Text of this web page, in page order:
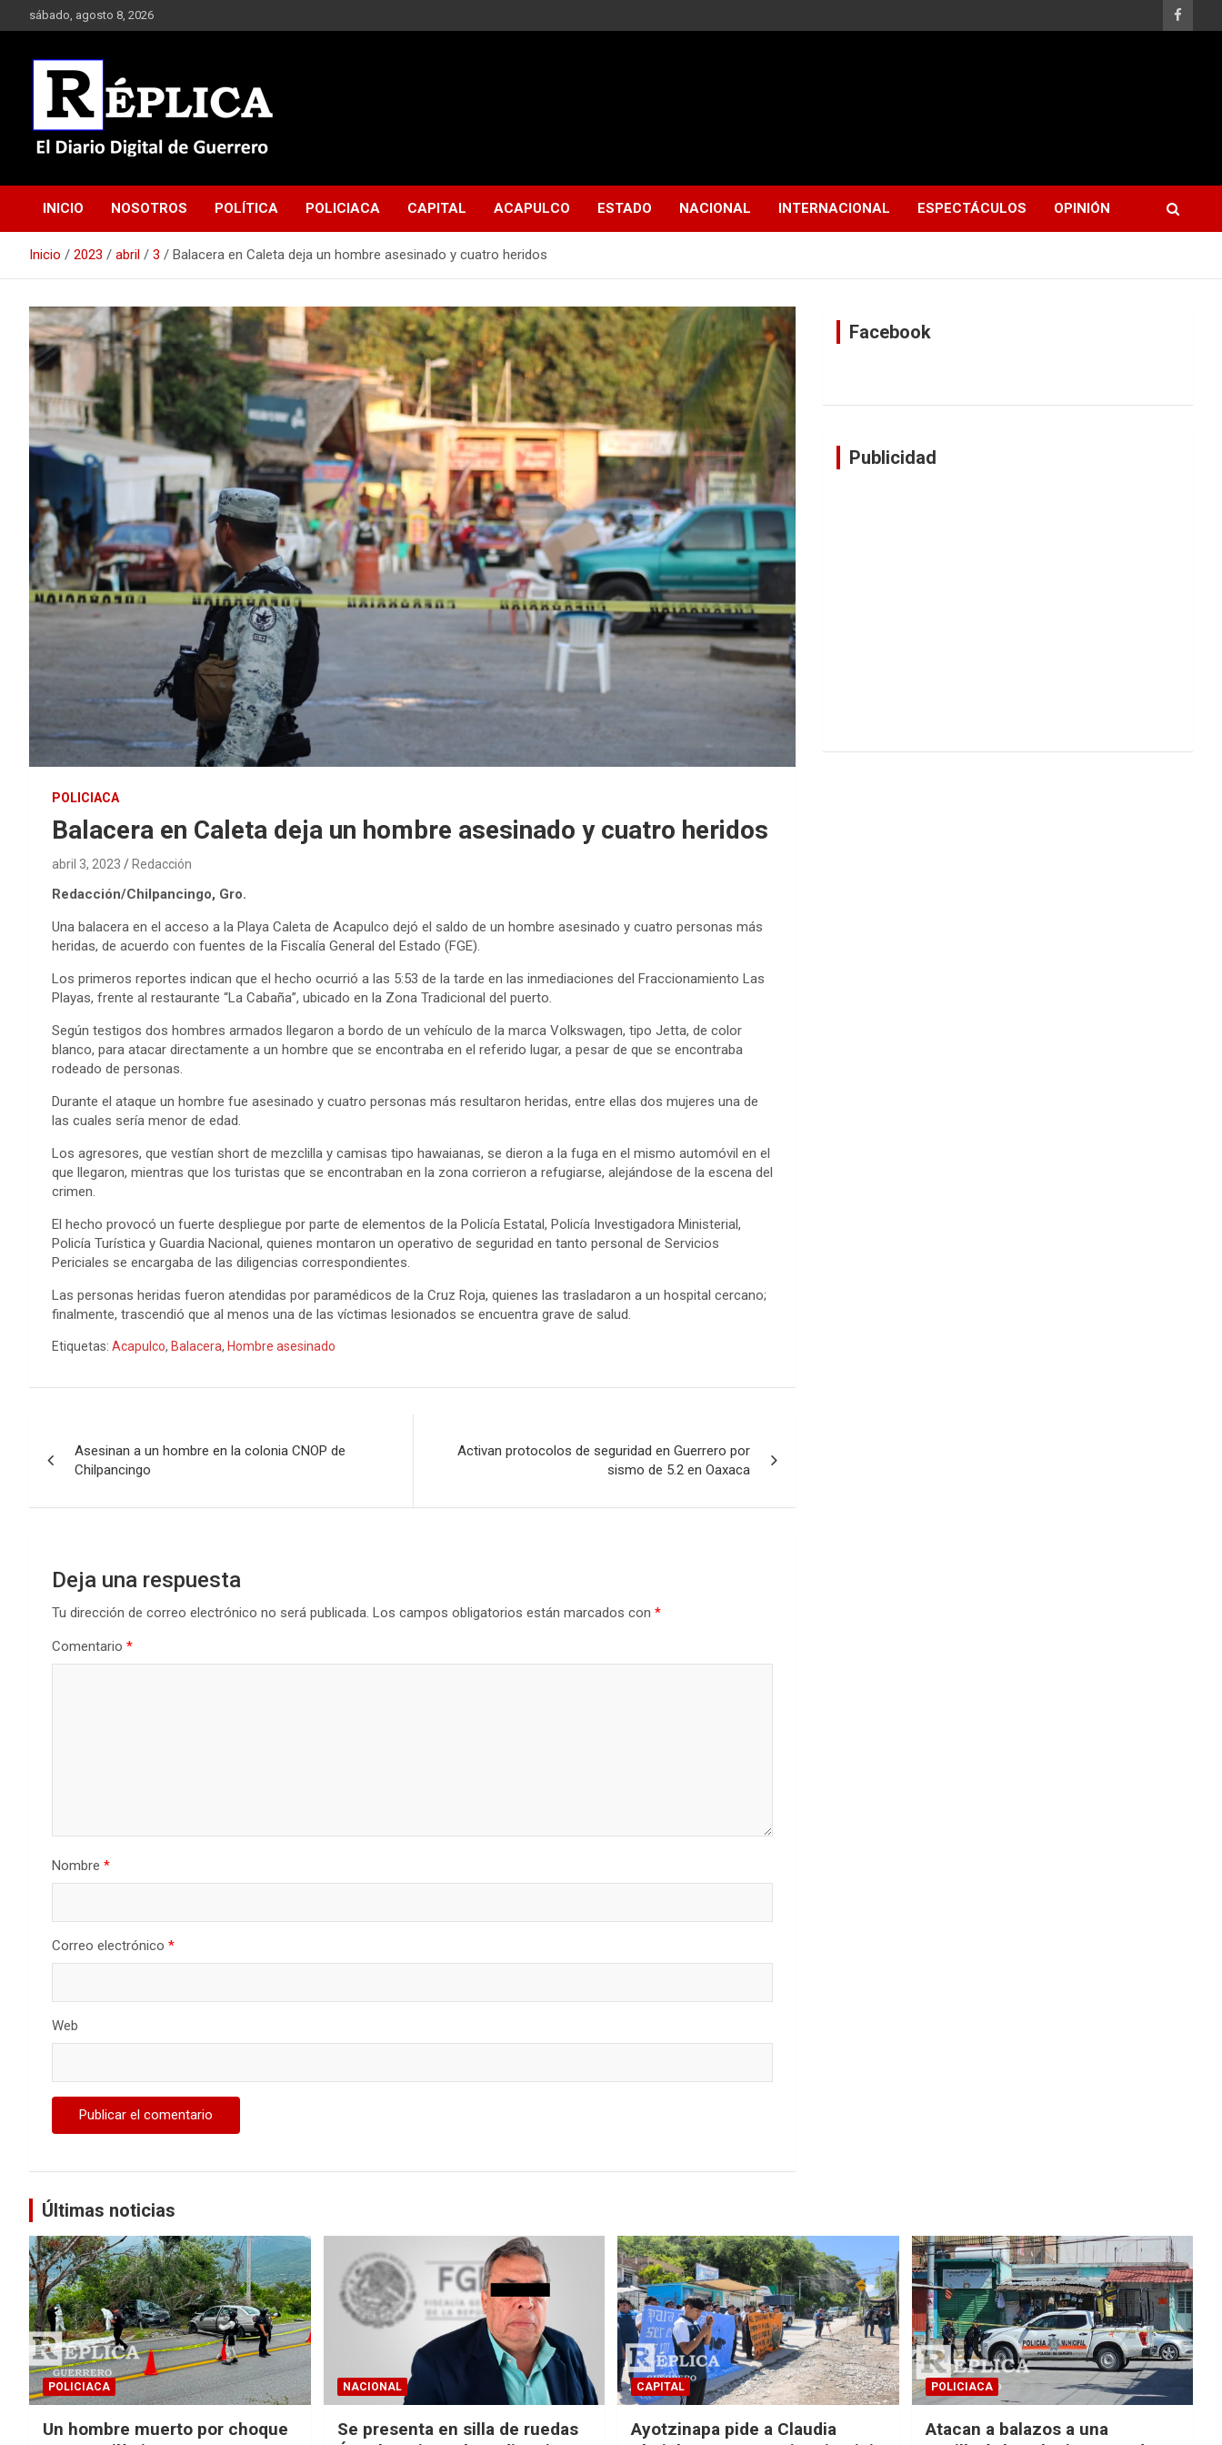
al
sábado, agosto 8, 2026
Réplica
INICIO NOSOTROS POLÍTICA POLICIACA CAPITAL ACAPULCO ESTADO NACIONAL INTERNACIONAL ESPECTÁCULOS OPINIÓN
Inicio 2023 abril 3 Balacera en Caleta deja un hombre asesinado y cuatro heridos
POLICIACA
Balacera en Caleta deja un hombre asesinado y cuatro heridos
abril 3, 2023 Redacción
Redacción/Chilpancingo, Gro.
Una balacera en el acceso a la Playa Caleta de Acapulco dejó el saldo de un hombre asesinado y cuatro personas más
heridas, de acuerdo con fuentes de la Fiscalía General del Estado (FGE).
Los primeros reportes indican que el hecho ocurrió a las 5:53 de la tarde en las inmediaciones del Fraccionamiento Las
Playas, frente al restaurante “La Cabaña”, ubicado en la Zona Tradicional del puerto.
Según testigos dos hombres armados llegaron a bordo de un vehículo de la marca Volkswagen, tipo Jetta, de color
blanco, para atacar directamente a un hombre que se encontraba en el referido lugar, a pesar de que se encontraba
rodeado de personas.
Durante el ataque un hombre fue asesinado y cuatro personas más resultaron heridas, entre ellas dos mujeres una de
las cuales sería menor de edad.
Los agresores, que vestían short de mezclilla y camisas tipo hawaianas, se dieron a la fuga en el mismo automóvil en el
que llegaron, mientras que los turistas que se encontraban en la zona corrieron a refugiarse, alejándose de la escena del
crimen.
El hecho provocó un fuerte despliegue por parte de elementos de la Policía Estatal, Policía Investigadora Ministerial,
Policía Turística y Guardia Nacional, quienes montaron un operativo de seguridad en tanto personal de Servicios
Periciales se encargaba de las diligencias correspondientes.
Las personas heridas fueron atendidas por paramédicos de la Cruz Roja, quienes las trasladaron a un hospital cercano;
finalmente, trascendió que al menos una de las víctimas lesionados se encuentra grave de salud.
Etiquetas: Acapulco, Balacera, Hombre asesinado
de
entradas
Asesinan a un hombre en la colonia CNOP de
Chilpancingo
Activan protocolos de seguridad en Guerrero por
sismo de 5.2 en Oaxaca
Deja una respuesta
Tu dirección de correo electrónico no será publicada. Los campos obligatorios están marcados con *
Comentario *
Nombre *
Correo electrónico *
Web
Facebook
Publicidad
Últimas noticias
POLICIACA
Un hombre muerto por choque
NACIONAL
Se presenta en silla de ruedas
CAPITAL
Ayotzinapa pide a Claudia
POLICIACA
Atacan a balazos a una